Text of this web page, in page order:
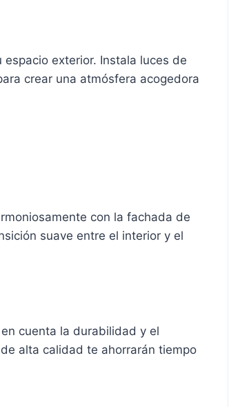
exterior. Instala luces de
crear una atmósfera acogedora
con la fachada de
suave entre el interior y el
cuenta la durabilidad y el
alta calidad te ahorrarán tiempo